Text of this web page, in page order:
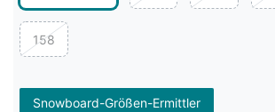
158
Snowboard-Größen-Ermittler